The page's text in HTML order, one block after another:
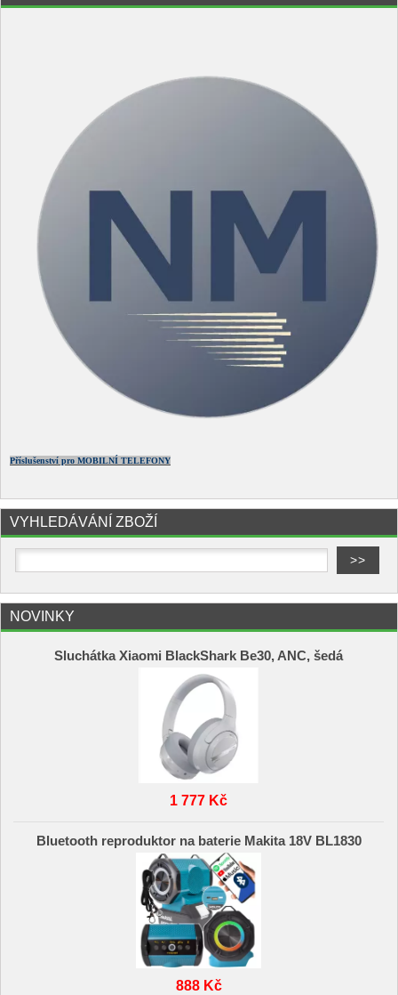
Příslušenství pro MOBILNÍ TELEFONY
VYHLEDÁVÁNÍ ZBOŽÍ
NOVINKY
Sluchátka Xiaomi BlackShark Be30, ANC, šedá
1 777 Kč
Bluetooth reproduktor na baterie Makita 18V BL1830
888 Kč